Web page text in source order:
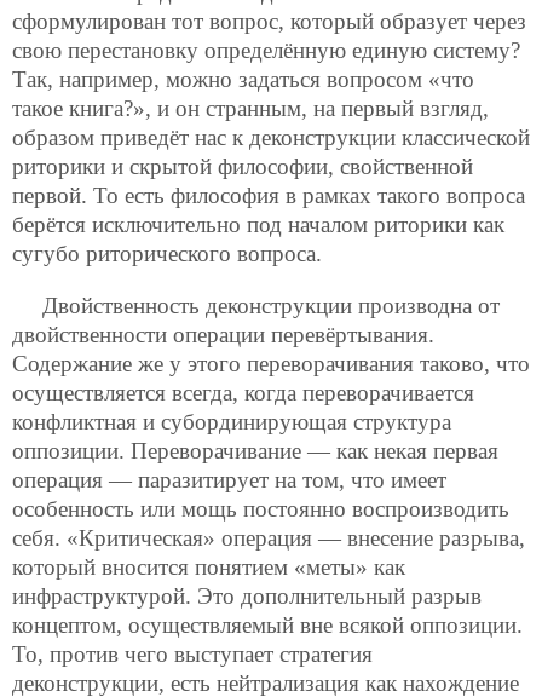
сформулирован тот вопрос, который образует через
свою перестановку определённую единую систему?
Так, например, можно задаться вопросом «что
такое книга?», и он странным, на первый взгляд,
образом приведёт нас к деконструкции классической
риторики и скрытой философии, свойственной
первой. То есть философия в рамках такого вопроса
берётся исключительно под началом риторики как
сугубо риторического вопроса.
Двойственность деконструкции производна от
двойственности операции перевёртывания.
Содержание же у этого переворачивания таково, что
осуществляется всегда, когда переворачивается
конфликтная и субординирующая структура
оппозиции. Переворачивание — как некая первая
операция — паразитирует на том, что имеет
особенность или мощь постоянно воспроизводить
себя. «Критическая» операция — внесение разрыва,
который вносится понятием «меты» как
инфраструктурой. Это дополнительный разрыв
концептом, осуществляемый вне всякой оппозиции.
То, против чего выступает стратегия
деконструкции, есть нейтрализация как нахождение